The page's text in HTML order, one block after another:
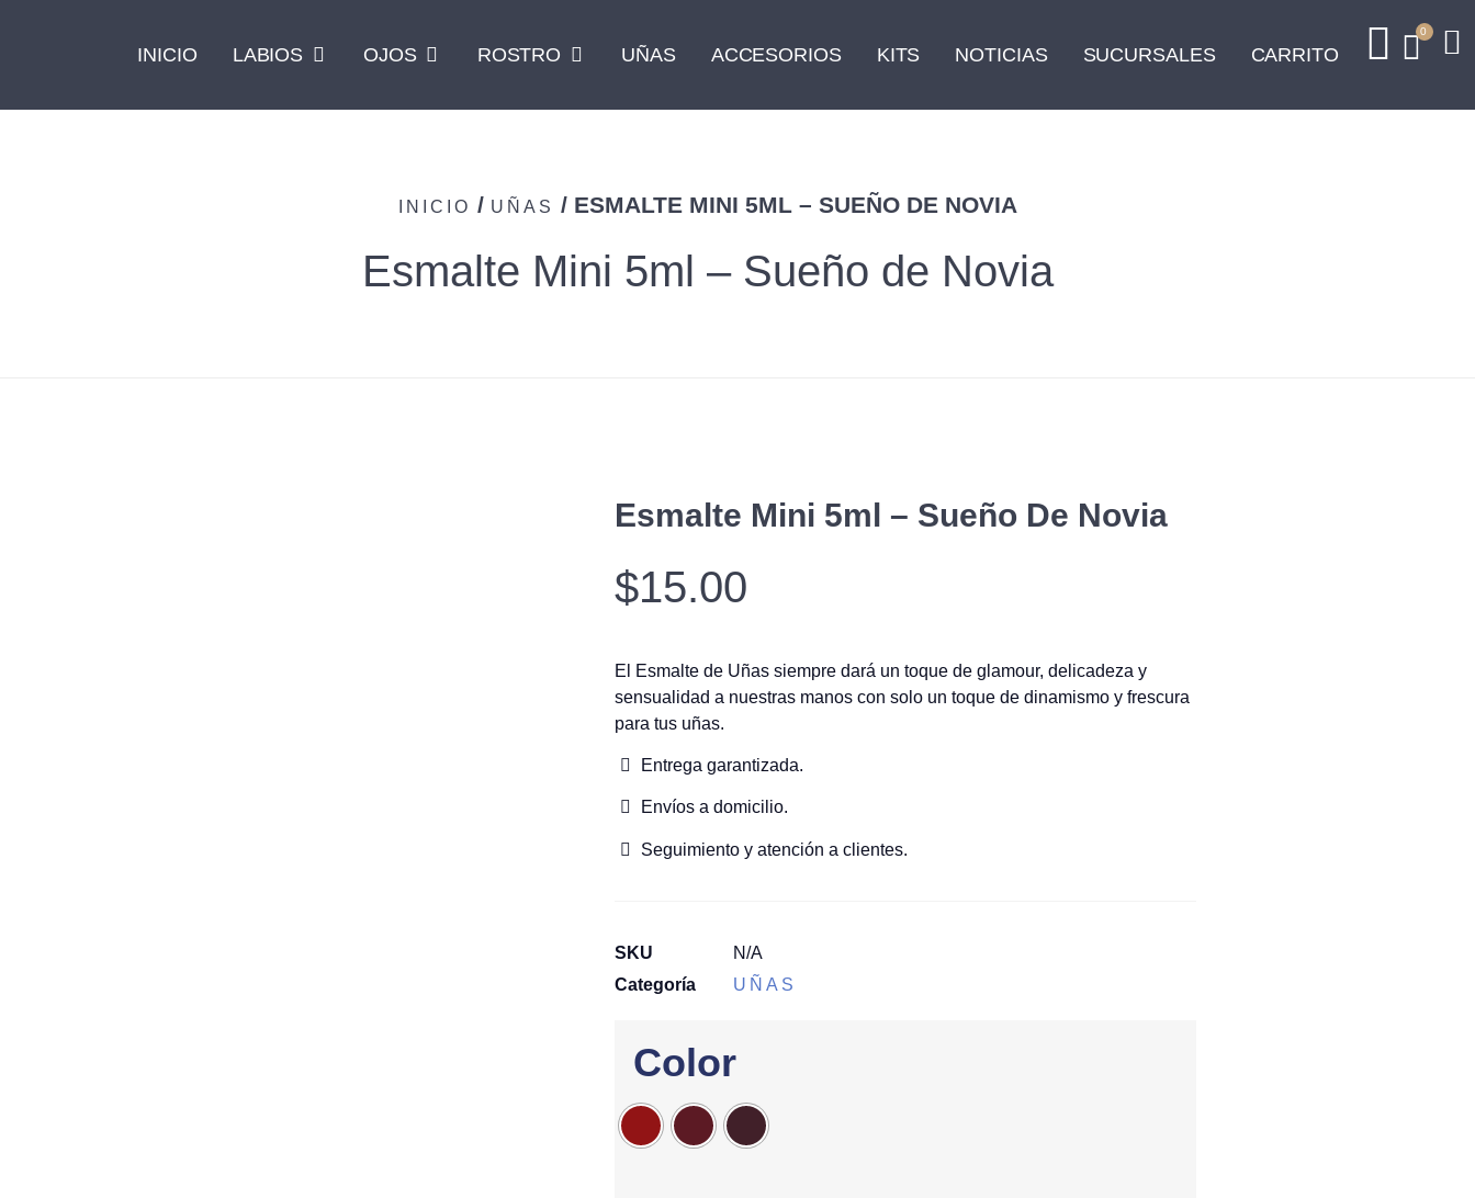
INICIO LABIOS OJOS ROSTRO UÑAS ACCESORIOS KITS NOTICIAS SUCURSALES CARRITO
0
INICIO / UÑAS / ESMALTE MINI 5ML – SUEÑO DE NOVIA
Esmalte Mini 5ml – Sueño de Novia
Esmalte Mini 5ml – Sueño De Novia
$15.00
El Esmalte de Uñas siempre dará un toque de glamour, delicadeza y
sensualidad a nuestras manos con solo un toque de dinamismo y frescura
para tus uñas.
Entrega garantizada.
Envíos a domicilio.
Seguimiento y atención a clientes.
SKU
N/A
Categoría
UÑAS
Color